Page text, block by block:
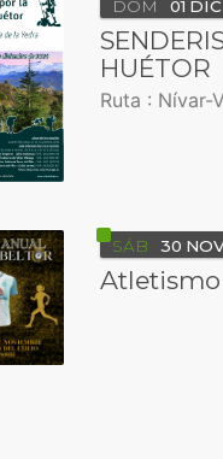
DOM 01 DIC
HUÉTOR
Ruta : Nívar-
SÁB 30
Atletismo